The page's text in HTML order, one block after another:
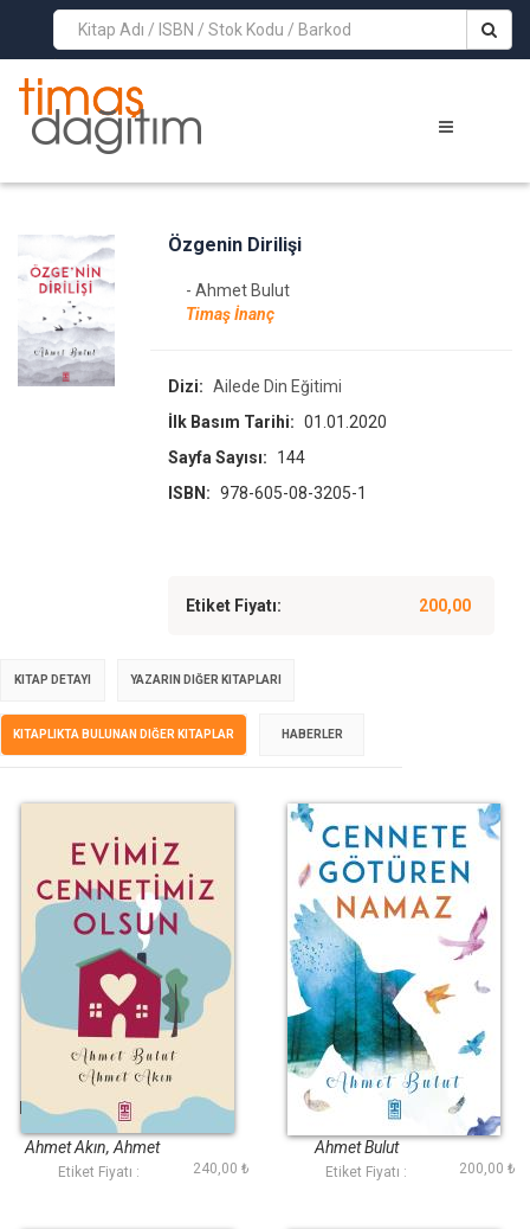
>
Özgenin Dirilişi
- Ahmet Bulut
Timaş İnanç
Dizi: Ailede Din Eğitimi
İlk Basım Tarihi: 01.01.2020
Sayfa Sayısı:
144
ISBN: 978-605-08-3205-1
Etiket Fiyatı: 200,00
KITAP DETAYI YAZARIN DIĞER KITAPLARI
KITAPLIKTA BULUNAN DIĞER KITAPLAR HABERLER
Evimiz Cennetimiz
Olsun
Ahmet Akın, Ahmet
Bulut
Etiket Fiyatı : 240,00 ₺
Cennete Götüren
Ahmet Bulut
Etiket Fiyatı : 200,00 ₺